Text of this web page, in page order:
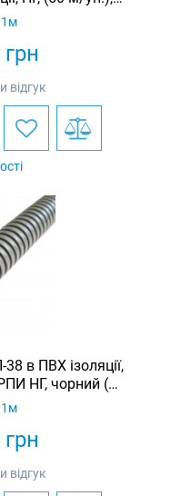
грн
1м
відгук
в ПВХ ізоляції,
НГ, чорний (20
грн
1м
відгук